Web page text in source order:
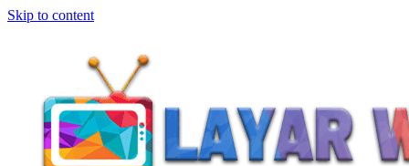
Skip to content